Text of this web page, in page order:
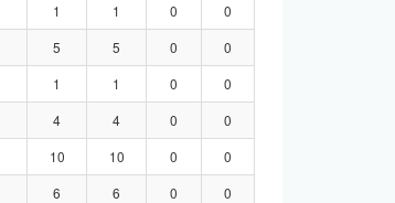
1 1 0
0
5 5 0
0
1 1 0
0
4 4 0
0
10 10 0
0
6 6 0
0